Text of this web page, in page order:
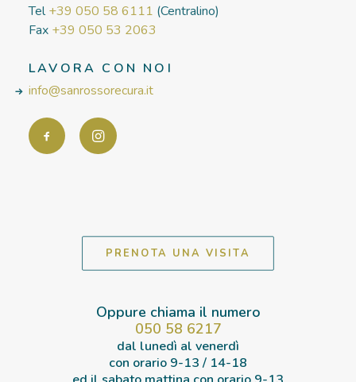
Tel+39 050 58 6111 (Centralino)
Fax +39 050 53 2063
LAVORA CON NOI
info@sanrossorecura.it
PRENOTA UNA VISITA
Oppure chiama il numero
050 58 6217
dal lunedì al venerdì
con orario 9-13 / 14-18